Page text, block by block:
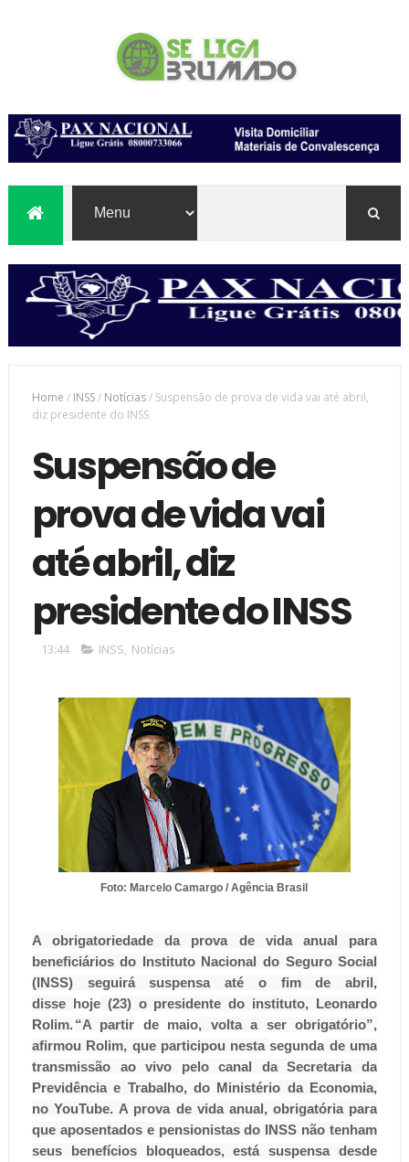
Home / INSS/ Notícias/ Suspensão de prova de vida vai até abril,
diz presidente do INSS
Suspensão de
prova de vida vai
até abril, diz
presidente do INSS
13:44 INSS, Notícias
Foto: Marcelo Camargo / Agência Brasil
A obrigatoriedade da prova de vida anual para
beneficiários do Instituto Nacional do Seguro Social
(INSS) seguirá suspensa até o fim de abril,
disse hoje(23) o presidente do instituto, Leonardo
Rolim. “A partir de maio, volta a ser obrigatório”,
afirmou Rolim, que participou nestasegunda de uma
transmissão ao vivo pelo canal da Secretaria da
Previdência e Trabalho, do Ministério da Economia,
no YouTube. A prova de vida anual, obrigatória para
que aposentados e pensionistas do INSS não tenham
seus benefícios bloqueados, está suspensa desde